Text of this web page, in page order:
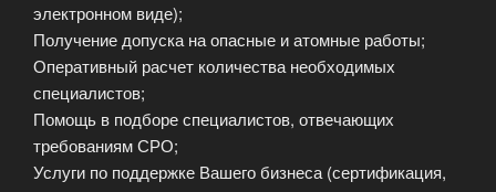
электронном виде);
Получение допуска на опасные и атомные работы;
Оперативный расчет количества необходимых
специалистов;
Помощь в подборе специалистов, отвечающих
требованиям СРО;
Услуги по поддержке Вашего бизнеса (сертификация,